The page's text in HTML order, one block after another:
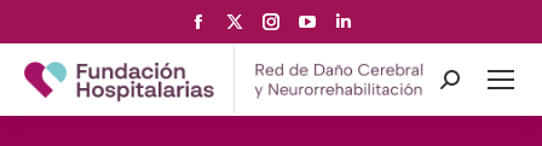
Facebook
page
opens
in
page
opens
in
Instagram
page
opens
in
YouTube
page
opens
in
page
opens
in
Search: